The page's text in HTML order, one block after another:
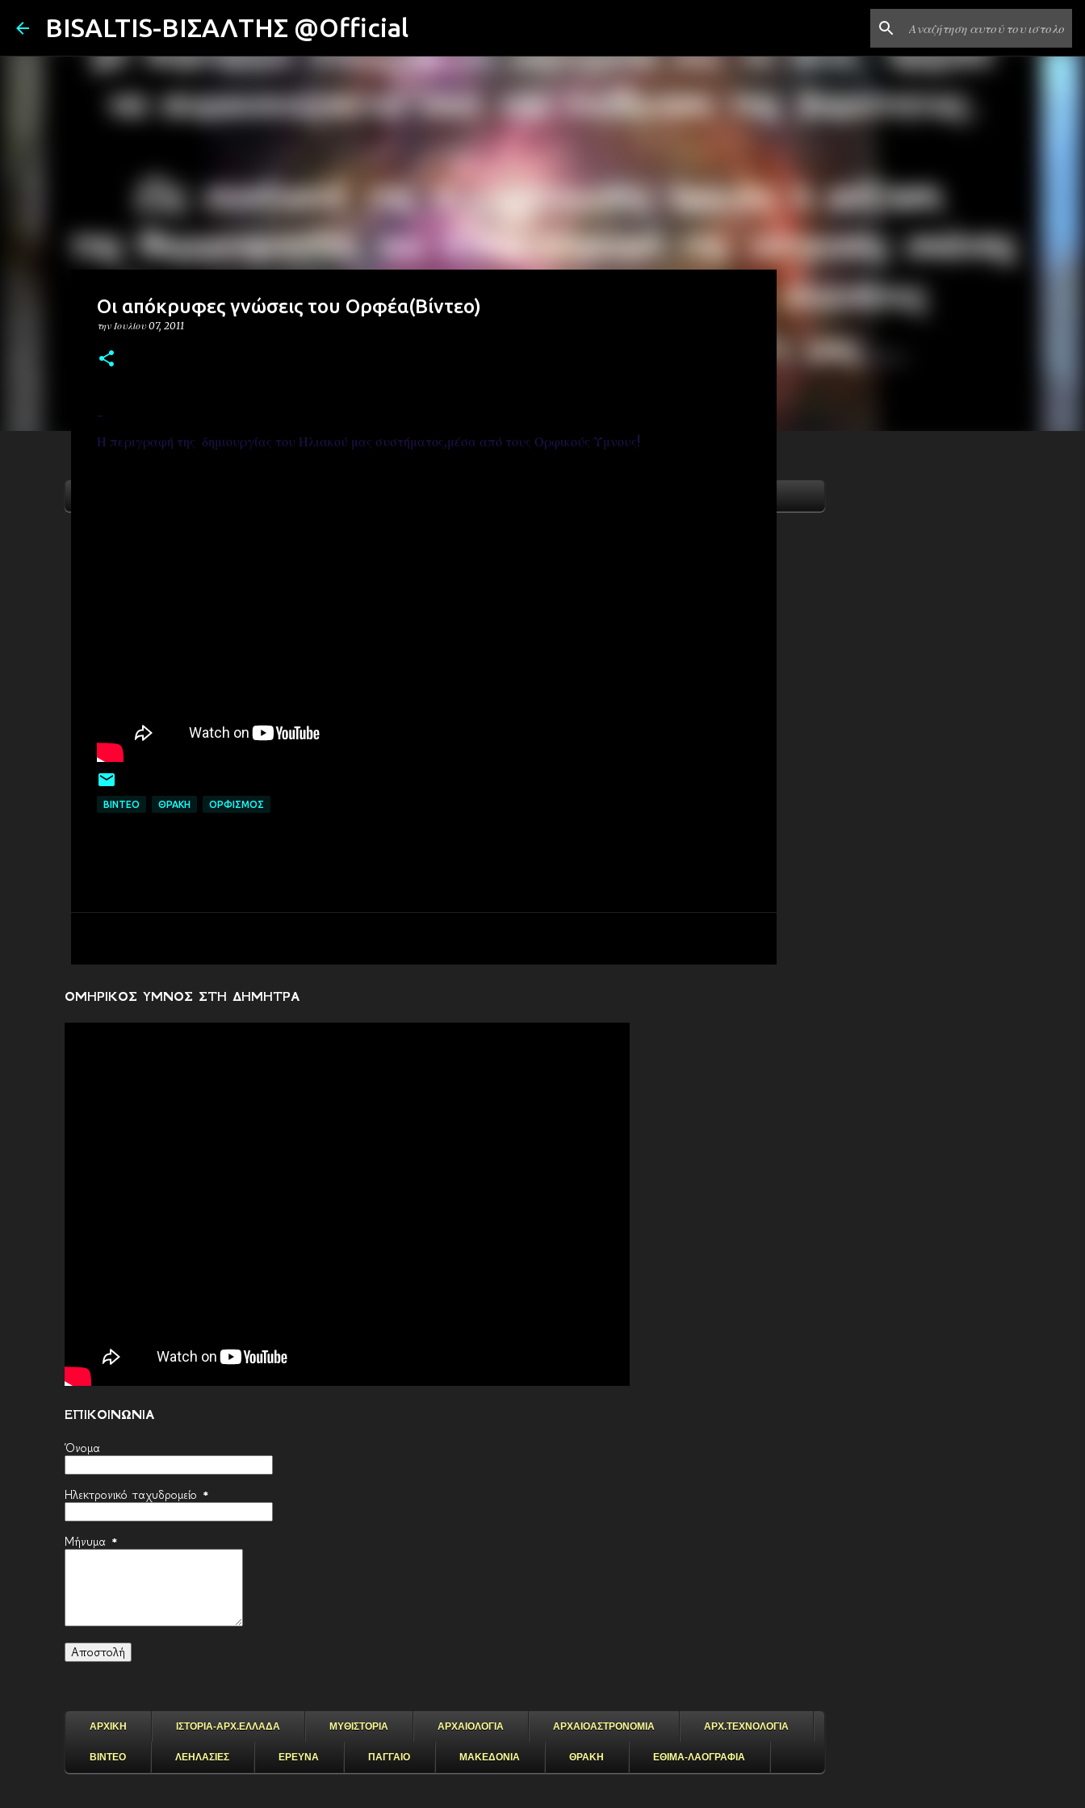
BISALTIS-ΒΙΣΑΛΤΗΣ @Official
Oι απόκρυφες γνώσεις του Ορφέα(Βίντεο)
την Ιουλίου 07, 2011
-
Η περιγραφή της δημιουργίας του Ηλιακού μας συστήματος,μέσα από τους Ορφικούς Ύμνους!
ΒΙΝΤΕΟ ΘΡΑΚΗ ΟΡΦΙΣΜΟΣ
ΟΜΗΡΙΚΟΣ ΥΜΝΟΣ ΣΤΗ ΔΗΜΗΤΡΑ
ΕΠΙΚΟΙΝΩΝΙΑ
Όνομα
Ηλεκτρονικό ταχυδρομείο *
Μήνυμα *
ΑΡΧΙΚΗ ΙΣΤΟΡΙΑ-ΑΡΧ.ΕΛΛΑΔΑ ΜΥΘΙΣΤΟΡΙΑ ΑΡΧΑΙΟΛΟΓΙΑ ΑΡΧΑΙΟΑΣΤΡΟΝΟΜΙΑ ΑΡΧ.ΤΕΧΝΟΛΟΓΙΑ
ΒΙΝΤΕΟ ΛΕΗΛΑΣΙΕΣ ΕΡΕΥΝΑ ΠΑΓΓΑΙΟ ΜΑΚΕΔΟΝΙΑ ΘΡΑΚΗ ΕΘΙΜΑ-ΛΑΟΓΡΑΦΙΑ